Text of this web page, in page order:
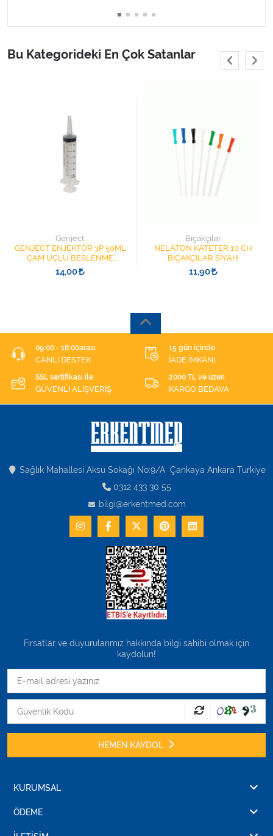
Tüm Kategorileri Gör
Bu Kategorideki En Çok Satanlar
Genject
GENJECT ENJEKTÖR 3P 50ML
ÇAM UÇLU BESLENME
ŞIRINGASI 1852412 KATATER
UÇLU
14,00
Bıçakçılar
NELATON KATETER 10 CH
BIÇAKÇILAR SİYAH
11,90
09:00 - 18:00arası
CANLI DESTEK
15 gün içinde
İADE İMKANI
SSL sertifikası ile
GÜVENLİ ALIŞVERİŞ
2000 TL ve üzeri
KARGO BEDAVA
Sağlık Mahallesi Aksu Sokağı No:9/A Çankaya Ankara Turkiye
0312 433 30 55
bilgi@erkentmed.com
Fırsatlar ve duyurularımız hakkında bilgi sahibi olmak için
kaydolun!
HEMEN KAYDOL
KURUMSAL
ÖDEME